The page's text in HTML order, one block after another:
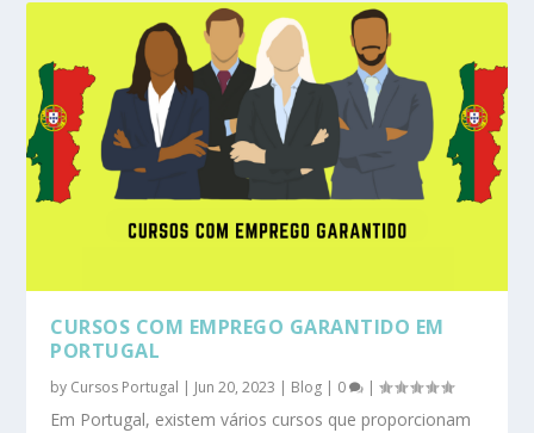
CURSOS COM EMPREGO GARANTIDO EM
PORTUGAL
by Cursos Portugal | Jun 20, 2023 | Blog | 0 |
Em Portugal, existem vários cursos que proporcionam